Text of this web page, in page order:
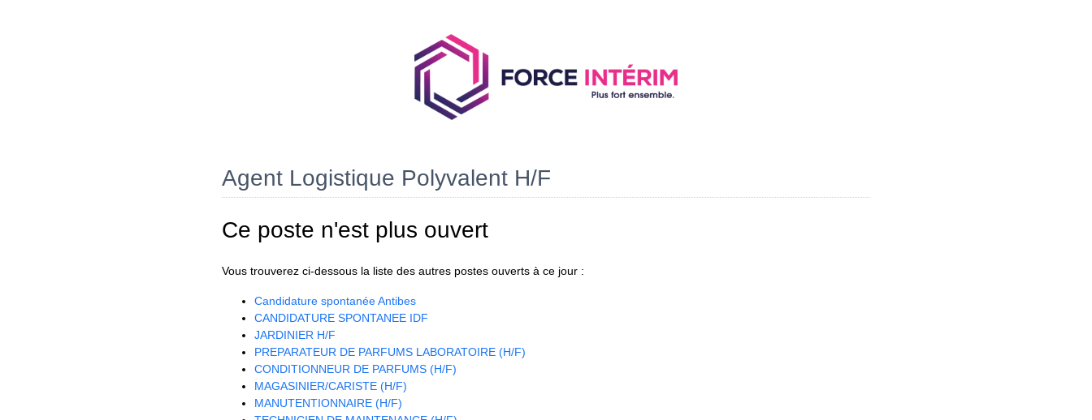
Agent Logistique Polyvalent H/F
Ce poste n'est plus ouvert
Vous trouverez ci-dessous la liste des autres postes ouverts à ce jour :
Candidature spontanée Antibes
CANDIDATURE SPONTANEE IDF
JARDINIER H/F
PREPARATEUR DE PARFUMS LABORATOIRE (H/F)
CONDITIONNEUR DE PARFUMS (H/F)
MAGASINIER/CARISTE (H/F)
MANUTENTIONNAIRE (H/F)